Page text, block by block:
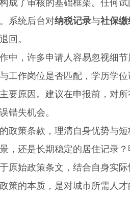
成了审核的基础框架。任何
系统后台对纳税记录与社保缴
回。
，许多申请人容易忽视细节
工作岗位是否匹配，学历学
要原因。建议在申报前，对
错失机会。
策条款，理清自身优势与短
，还是长期稳定的居住记录
原始政策条文，结合自身实际
的本质，是对城市所需人才